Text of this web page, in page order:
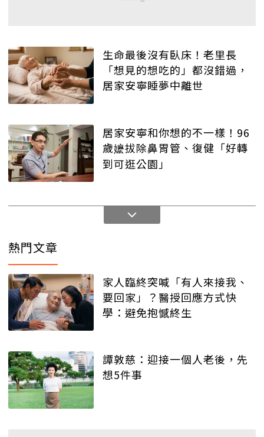
生命最後沒有臥床！老里長
「想見的想吃的」都沒錯過，
居家安寧睡夢中離世
居家安寧和你想的不一樣！96
歲嬷拔除鼻胃管、復健「好轉
到可逛公園」
熱門文章
家人臨終突喊「有人來接我、
要回家」？醫授回應方式快
學：避免抱憾終生
譚敦慈：迎接一個人老後，先
想5件事